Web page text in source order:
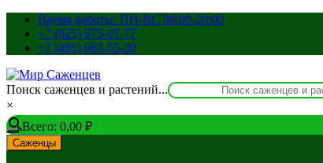
Перейти
содержимому
Время работы: ПН-ВС 08:00-20:00
+7 (925) 975-07-77
+7 (495) 663-55-20
Поиск саженцев и растений...
×
Всего: 0,00 ₽
Саженцы